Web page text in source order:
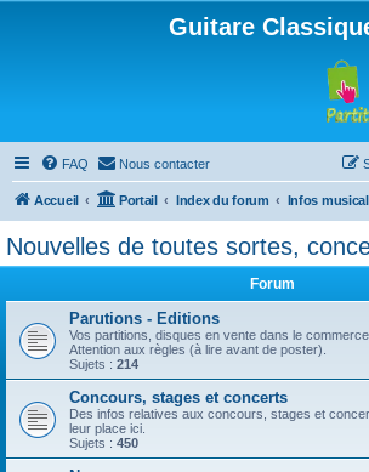
Guitare
FAQ Nous contacter
Accueil Portail Index du forum Infos
Nouvelles de toutes sortes,
Forum
Parutions - Editions
Vos partitions, disques en vente dans le commerce.
Attention aux règles (à lire avant de poster).
Sujets : 214
Concours, stages et concerts
Des infos relatives aux concours, stages et
leur place ici.
Sujets : 450